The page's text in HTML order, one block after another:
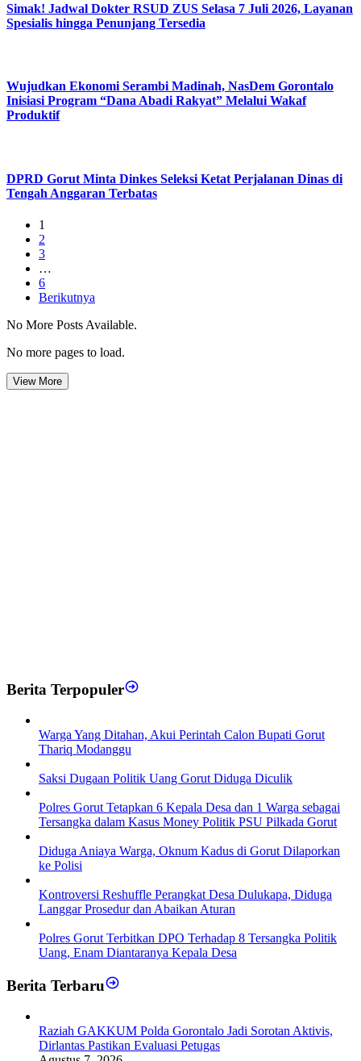
Simak! Jadwal Dokter RSUD ZUS Selasa 7 Juli 2026, Layanan
Spesialis hingga Penunjang Tersedia
Wujudkan Ekonomi Serambi Madinah, NasDem Gorontalo
Inisiasi Program “Dana Abadi Rakyat” Melalui Wakaf
Produktif
DPRD Gorut Minta Dinkes Seleksi Ketat Perjalanan Dinas di
Tengah Anggaran Terbatas
1
2
3
…
6
Berikutnya
No More Posts Available.
No more pages to load.
View More
Berita Terpopuler
Warga Yang Ditahan, Akui Perintah Calon Bupati Gorut
Thariq Modanggu
Saksi Dugaan Politik Uang Gorut Diduga Diculik
Polres Gorut Tetapkan 6 Kepala Desa dan 1 Warga sebagai
Tersangka dalam Kasus Money Politik PSU Pilkada Gorut
Diduga Aniaya Warga, Oknum Kadus di Gorut Dilaporkan
ke Polisi
Kontroversi Reshuffle Perangkat Desa Dulukapa, Diduga
Langgar Prosedur dan Abaikan Aturan
Polres Gorut Terbitkan DPO Terhadap 8 Tersangka Politik
Uang, Enam Diantaranya Kepala Desa
Berita Terbaru
Raziah GAKKUM Polda Gorontalo Jadi Sorotan Aktivis,
Dirlantas Pastikan Evaluasi Petugas